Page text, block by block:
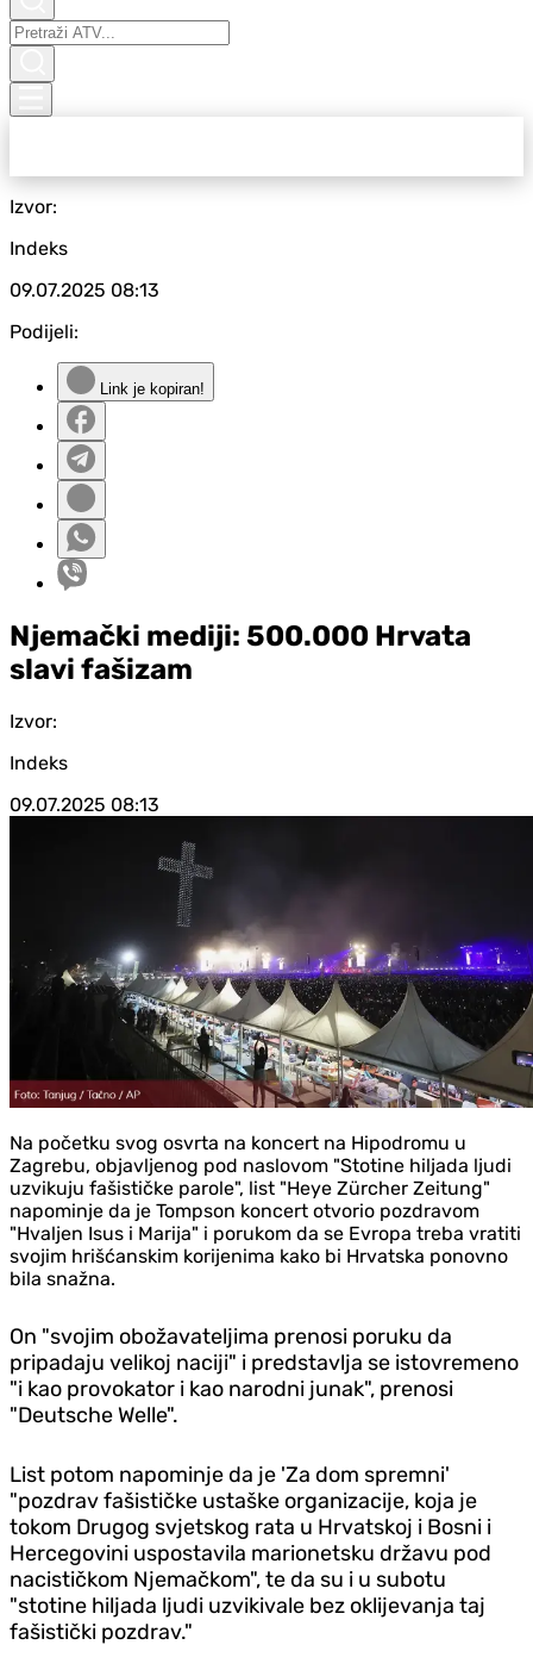
Izvor:
Indeks
09.07.2025 08:13
Podijeli:
Link je kopiran!
Njemački mediji: 500.000 Hrvata
slavi fašizam
Izvor:
Indeks
09.07.2025 08:13
Na početku svog osvrta na koncert na Hipodromu u
Zagrebu, objavljenog pod naslovom "Stotine hiljada ljudi
uzvikuju fašističke parole", list "Heye Zürcher Zeitung"
napominje da je Tompson koncert otvorio pozdravom
"Hvaljen Isus i Marija" i porukom da se Evropa treba vratiti
svojim hrišćanskim korijenima kako bi Hrvatska ponovno
bila snažna.
On "svojim obožavateljima prenosi poruku da
pripadaju velikoj naciji" i predstavlja se istovremeno
"i kao provokator i kao narodni junak", prenosi
"Deutsche Welle".
List potom napominje da je 'Za dom spremni'
"pozdrav fašističke ustaške organizacije, koja je
tokom Drugog svjetskog rata u Hrvatskoj i Bosni i
Hercegovini uspostavila marionetsku državu pod
nacističkom Njemačkom", te da su i u subotu
"stotine hiljada ljudi uzvikivale bez oklijevanja taj
fašistički pozdrav."